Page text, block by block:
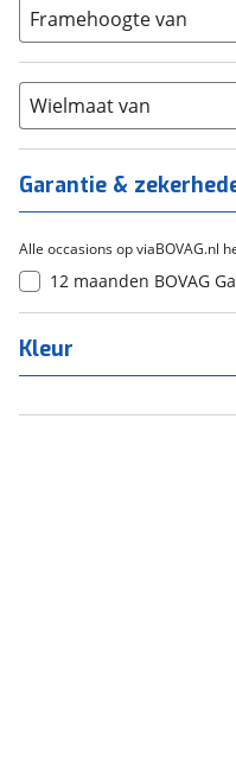
15-20 (0)
21+
Chroom-molybdeen (0
Scandium
Staal (0 )
Tica
Framehoogte van
Wielmaat van
Garantie &
Alle occasions op viaBOVAG.nl
12 maanden BOVAG
Kleur